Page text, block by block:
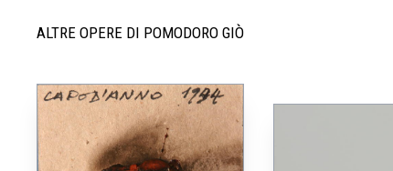
ALTRE OPERE DI POMODORO GIÒ